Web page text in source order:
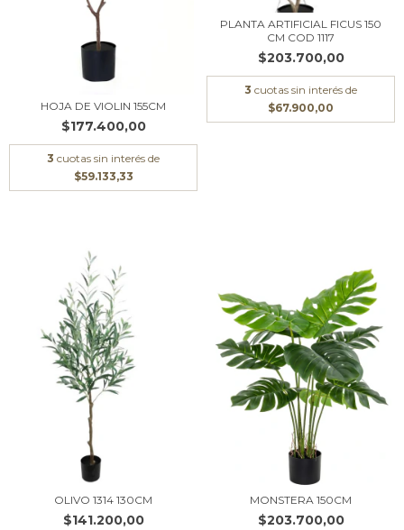
HOJA DE VIOLIN 155CM
$177.400,00
3 cuotas sin interés de
$59.133,33
PLANTA ARTIFICIAL FICUS 150
CM COD 1117
$203.700,00
3 cuotas sin interés de
$67.900,00
OLIVO 1314 130CM
$141.200,00
MONSTERA 150CM
$203.700,00